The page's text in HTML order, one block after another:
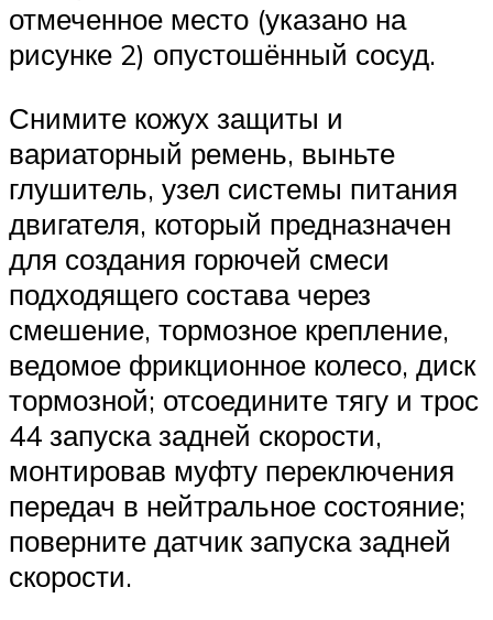
отмеченное место (указано на
рисунке 2) опустошённый сосуд.
Снимите кожух защиты и
вариаторный ремень, выньте
глушитель, узел системы питания
двигателя, который предназначен
для создания горючей смеси
подходящего состава через
смешение, тормозное крепление,
ведомое фрикционное колесо, диск
тормозной; отсоедините тягу и трос
44 запуска задней скорости,
монтировав муфту переключения
передач в нейтральное состояние;
поверните датчик запуска задней
скорости.